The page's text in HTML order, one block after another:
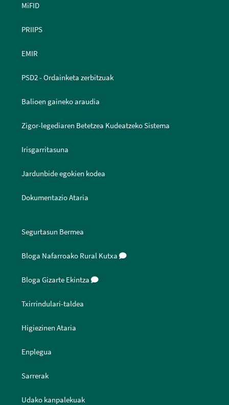
MiFID
PRIIPS
EMIR
PSD2 - Ordainketa zerbitzuak
Balioen gaineko araudia
Zigor-legediaren Betetzea Kudeatzeko Sistema
Irisgarritasuna
Jardunbide egokien kodea
Dokumentazio Ataria
Segurtasun Bermea
Bloga Nafarroako Rural Kutxa
Bloga Gizarte Ekintza
Txirrindulari-taldea
Higiezinen Ataria
Enplegua
Sarrerak
Udako kanpalekuak